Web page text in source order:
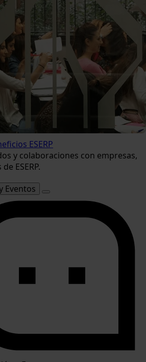
ESERP
y colaboraciones con empresas,
ESERP.
Eventos